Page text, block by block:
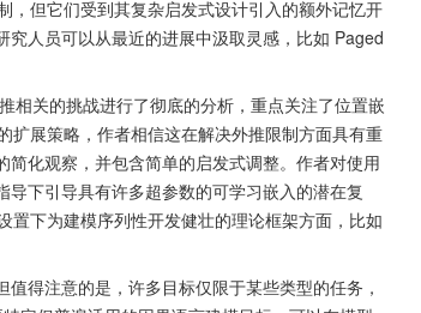
，但它们受到其复杂启发式设计引入的额外记忆开
人员可以从最近的进展中汲取灵感，比如 Paged
相关的挑战进行了彻底的分析，重点关注了位置嵌
扩展策略，作者相信这在解决外推限制方面具有重
化观察，并包含简单的启发式调整。作者对使用
下引导具有许多超参数的可学习嵌入的潜在复
下为建模序列性开发健壮的理论框架方面，比如
得注意的是，许多目标仅限于某些类型的任务，